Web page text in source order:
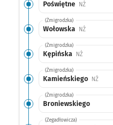
Poświętne NŻ
(Żmigrodzka)
Wołowska NŻ
(Żmigrodzka)
Kępińska NŻPrzystanek
(Żmigrodzka)
Kamieńskiego NŻ
(Żmigrodzka)
Broniewskiego
(Zegadłowicza)